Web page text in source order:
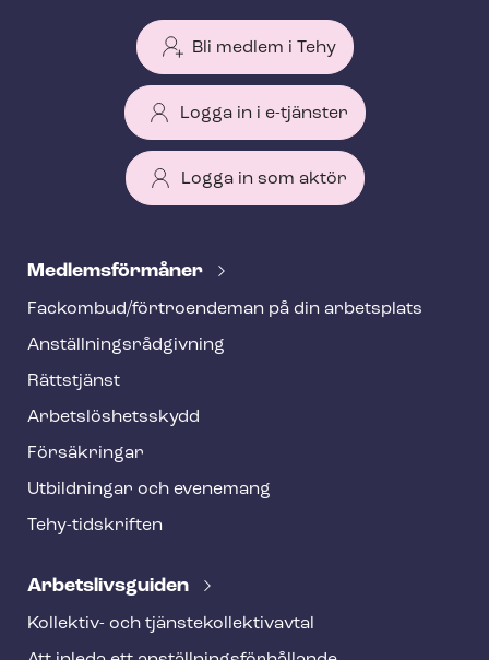
Bli medlem i Tehy
Logga in i e-tjänster
Logga in som aktör
e
f
o
o
t
e
Med­lems­för­må­ner
Fackombud/förtroendeman på din arbetsplats
An­ställ­nings­råd­giv­ning
Rättstjänst
Ar­bets­lös­hets­skydd
Försäkringar
Utbildningar och evenemang
Tehy-​tidskriften
Ar­bets­livs­gui­den
Kollektiv- och tjäns­te­kol­lek­tivav­tal